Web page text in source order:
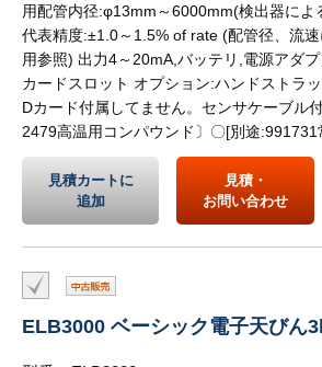
用配管内径:φ13mm～6000mm(検出器に
代表精度:±1.0～1.5% of rate (配管径、流
用参照) 出力4～20mA,バッテリ,電源アダ
カードスロット オプション:ハンドストラ
Dカード付属してません。センサケーブル
2479高温用コンパウンド〕〇[別途
見積カートに
追加
見積・
お問い合わせ
ELB3000 ベーシック電子天びん